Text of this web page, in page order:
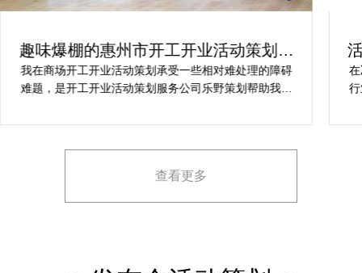
趣味爆棚的惠州市开工开业活动策划方
案精选
我在商场开工开业活动策划承受一些相对难处理的障碍
难题，是开工开业活动策划服务公司乐野策划帮助我完
场开工开业活动策划堪称完美，下次有计划还会选择乐
查看更多